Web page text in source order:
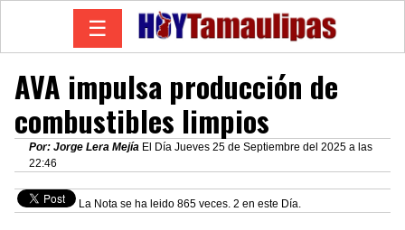
☰
AVA impulsa producción de
combustibles limpios
Por: Jorge Lera Mejía El Día Jueves 25 de Septiembre del 2025 a las
22:46
La Nota se ha leido 865 veces. 2 en este Día.